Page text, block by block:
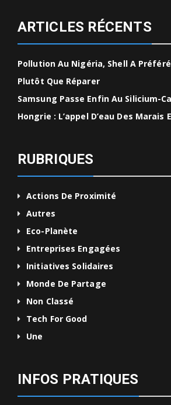
ARTICLES RÉCENTS
Pollution Au Nigéria, Shell A
Plutôt Que Réparer
Samsung Passe Enfin Au Silicium-
Hongrie : L’appel D’eau Des Marais
RUBRIQUES
Actions De Proximité
Autres
Eco-Planète
Entreprises Engagées
Initiatives Solidaires
Monde De Partage
Non Classé
Tech For Good
Une
INFOS PRATIQUES